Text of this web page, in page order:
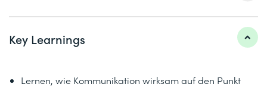
Key Learnings
Lernen, wie Kommunikation wirksam auf den Punkt